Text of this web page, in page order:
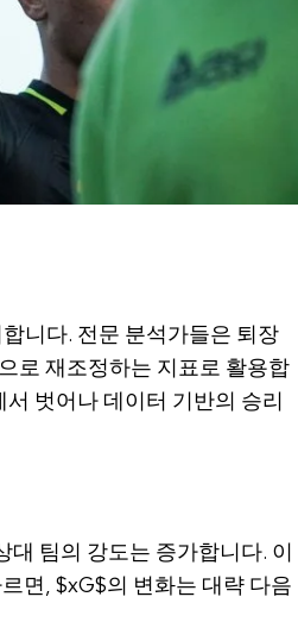
니다. 전문 분석가들은 퇴장
로 재조정하는 지표로 활용합
벗어나 데이터 기반의 승리
대 팀의 강도는 증가합니다. 이
면, $xG$의 변화는 대략 다음